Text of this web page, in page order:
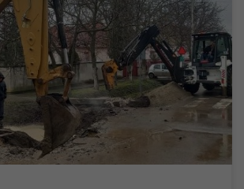
и канализација“ Зрењанин раде на
већег обима на магистралном воду
Клеку, због чега је ово насељено место
Екипе ЈКП „Водовод и канализација“
јутарњих часова су ангажоване на
на магистралном воду водоводне мреже у